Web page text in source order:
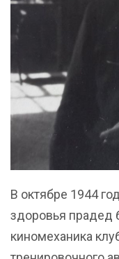
В октябре 1944
здоровья прадед
киномеханика